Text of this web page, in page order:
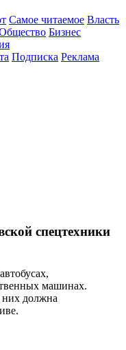
Самое читаемое Власть
Бизнес
Подписка Реклама
спецтехники
машинах.
них должна